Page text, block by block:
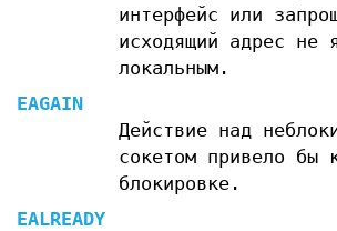
интерфейс или
исходящий адрес не
локальным.
EAGAIN
Действие над
сокетом привело бы
блокировке.
EALREADY